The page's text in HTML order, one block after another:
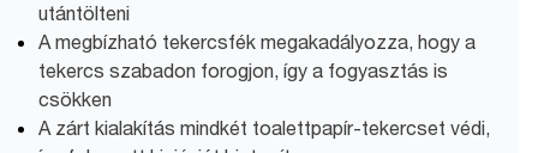
utántölteni
A megbízható tekercsfék megakadályozza, hogy a
tekercs szabadon forogjon, így a fogyasztás is
csökken
A zárt kialakítás mindkét toalettpapír-tekercset védi,